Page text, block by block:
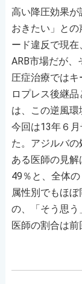
高い降圧効果
おきたい」と
ード違反で現
ARB市場だが、
圧症治療では
ロプレス後継
は、この逆風
今回は13年６
た。アジルバ
ある医師の見解
49％と、全体
属性別でもほ
の、「そう思
医師の割合は前